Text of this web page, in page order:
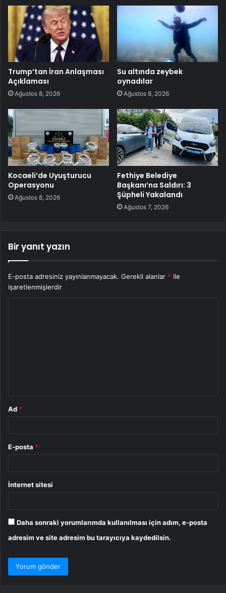
Trump’tan İran Anlaşması
Açıklaması
Ağustos 8, 2026
Su altında zeybek
oynadılar
Ağustos 8, 2026
Kocaeli’de Uyuşturucu
Operasyonu
Ağustos 8, 2026
Fethiye Belediye
Başkanı’na Saldırı: 3
Şüpheli Yakalandı
Ağustos 7, 2026
Bir yanıt yazın
E-posta adresiniz yayınlanmayacak. Gerekli alanlar * ile
işaretlenmişlerdir
Ad *
E-posta *
İnternet sitesi
Daha sonraki yorumlarımda kullanılması için adım, e-posta
adresim ve site adresim bu tarayıcıya kaydedilsin.